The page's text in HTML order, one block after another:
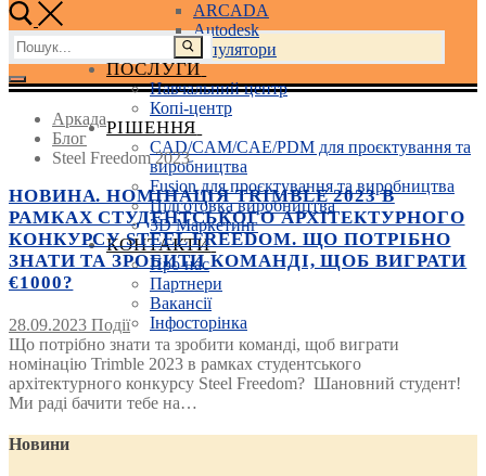
ARCADA
Autodesk
3D маніпулятори
ПОСЛУГИ
Навчальний центр
Копі-центр
РІШЕННЯ
CAD/CAM/CAE/PDM для проєктування та
виробництва
Fusion для проєктування та виробництва
Підготовка виробництва
3D Маркетинг
КОНТАКТИ
Про нас
Партнери
Вакансії
Інфосторінка
Пошук:
Аркада
Блог
Steel Freedom 2023
НОВИНА. НОМІНАЦІЯ TRIMBLE 2023 В
РАМКАХ СТУДЕНТСЬКОГО АРХІТЕКТУРНОГО
КОНКУРСУ STEEL FREEDOM. ЩО ПОТРІБНО
ЗНАТИ ТА ЗРОБИТИ КОМАНДІ, ЩОБ ВИГРАТИ
€1000?
28.09.2023 Події
Що потрібно знати та зробити команді, щоб виграти
номінацію Trimble 2023 в рамках студентського
архітектурного конкурсу Steel Freedom? Шановний студент!
Ми раді бачити тебе на…
Новини